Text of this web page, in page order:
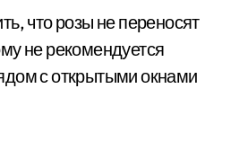
что розы не переносят
не рекомендуется
с открытыми окнами